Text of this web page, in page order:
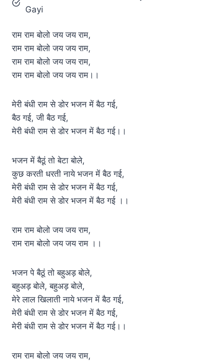
Gayi
राम राम बोलो जय जय राम,
राम राम बोलो जय जय राम,
राम राम बोलो जय जय राम,
राम राम बोलो जय जय राम।।
मेरी बंधी राम से डोर भजन में बैठ गई,
बैठ गई, जी बैठ गई,
मेरी बंधी राम से डोर भजन में बैठ गई।।
भजन में बैठूं तो बेटा बोले,
कुछ करती धरती नाये भजन में बैठ गई,
मेरी बंधी राम से डोर भजन में बैठ गई,
मेरी बंधी राम से डोर भजन में बैठ गई ।।
राम राम बोलो जय जय राम,
राम राम बोलो जय जय राम ।।
भजन पे बैठूं तो बहुअड़ बोले,
बहुअड़ बोले, बहुअड़ बोले,
मेरे लाल खिलाती नाये भजन में बैठ गई,
मेरी बंधी राम से डोर भजन में बैठ गई,
मेरी बंधी राम से डोर भजन में बैठ गई।।
राम राम बोलो जय जय राम,